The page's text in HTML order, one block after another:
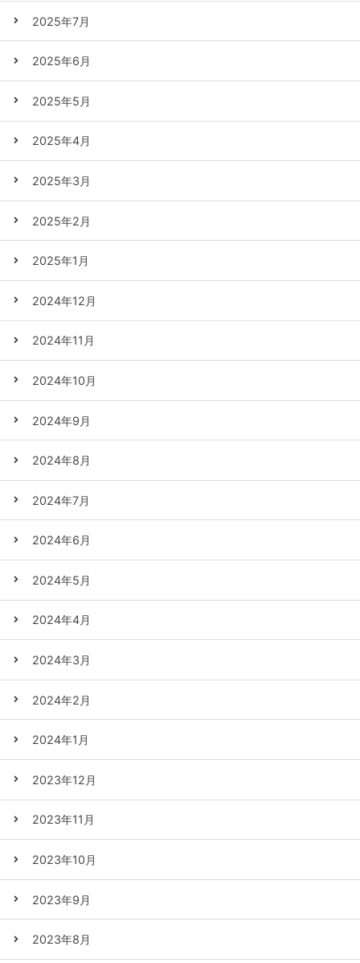
2025年7月
2025年6月
2025年5月
2025年4月
2025年3月
2025年2月
2025年1月
2024年12月
2024年11月
2024年10月
2024年9月
2024年8月
2024年7月
2024年6月
2024年5月
2024年4月
2024年3月
2024年2月
2024年1月
2023年12月
2023年11月
2023年10月
2023年9月
2023年8月